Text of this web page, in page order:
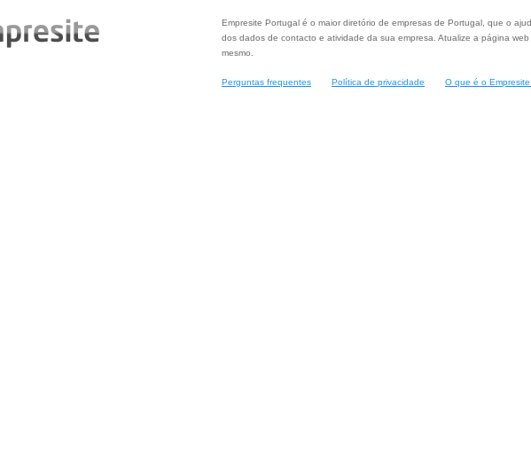
Empresite Portugal é o maior diretório de empresas de Portugal, que o
dos dados de contacto e atividade da sua empresa. Atualize a página
mesmo.
Perguntas frequentes Política de privacidade O que é o